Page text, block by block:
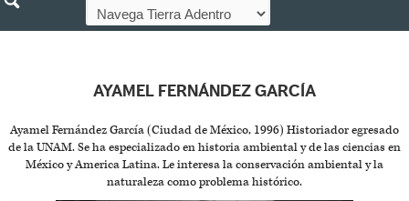
AYAMEL FERNÁNDEZ GARCÍA
Ayamel Fernández García (Ciudad de México, 1996) Historiador egresado
de la UNAM. Se ha especializado en historia ambiental y de las ciencias en
México y America Latina. Le interesa la conservación ambiental y la
naturaleza como problema histórico.